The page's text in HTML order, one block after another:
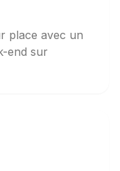
place avec un
end sur